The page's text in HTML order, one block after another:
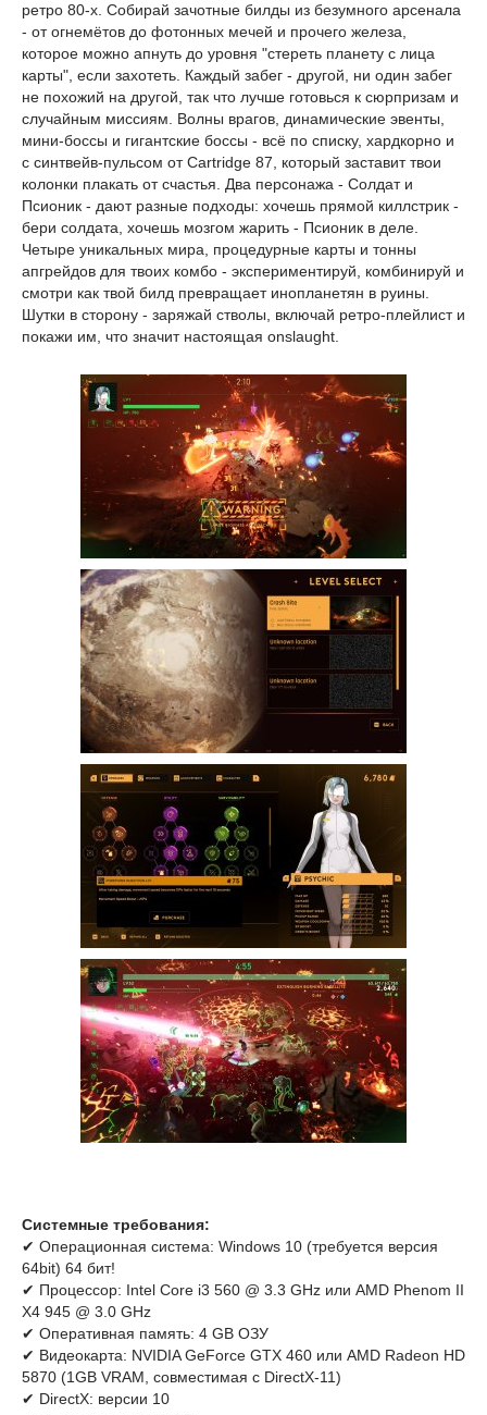
ретро 80-х. Собирай зачотные билды из безумного арсенала
- от огнемётов до фотонных мечей и прочего железа,
которое можно апнуть до уровня "стереть планету с лица
карты", если захотеть. Каждый забег - другой, ни один забег
не похожий на другой, так что лучше готовься к сюрпризам и
случайным миссиям. Волны врагов, динамические эвенты,
мини-боссы и гигантские боссы - всё по списку, хардкорно и
с синтвейв-пульсом от Cartridge 87, который заставит твои
колонки плакать от счастья. Два персонажа - Солдат и
Псионик - дают разные подходы: хочешь прямой киллстрик -
бери солдата, хочешь мозгом жарить - Псионик в деле.
Четыре уникальных мира, процедурные карты и тонны
апгрейдов для твоих комбо - экспериментируй, комбинируй и
смотри как твой билд превращает инопланетян в руины.
Шутки в сторону - заряжай стволы, включай ретро-плейлист и
покажи им, что значит настоящая onslaught.
Системные требования:
✔ Операционная система: Windows 10 (требуется версия
64bit) 64 бит!
✔ Процессор: Intel Core i3 560 @ 3.3 GHz или AMD Phenom II
X4 945 @ 3.0 GHz
✔ Оперативная память: 4 GB ОЗУ
✔ Видеокарта: NVIDIA GeForce GTX 460 или AMD Radeon HD
5870 (1GB VRAM, совместимая с DirectX-11)
✔ DirectX: версии 10